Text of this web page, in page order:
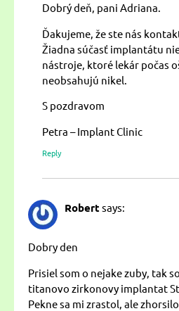
Dobrý deň, pani Adriana.
Ďakujeme, že ste nás
Žiadna súčasť implantátu
nástroje, ktoré lekár počas
neobsahujú nikel.
S pozdravom
Petra – Implant Clinic
Reply
Robert says:
Dobry den
Prisiel som o nejake zuby, tak
titanovo zirkonovy implantat
Pekne sa mi zrastol, ale